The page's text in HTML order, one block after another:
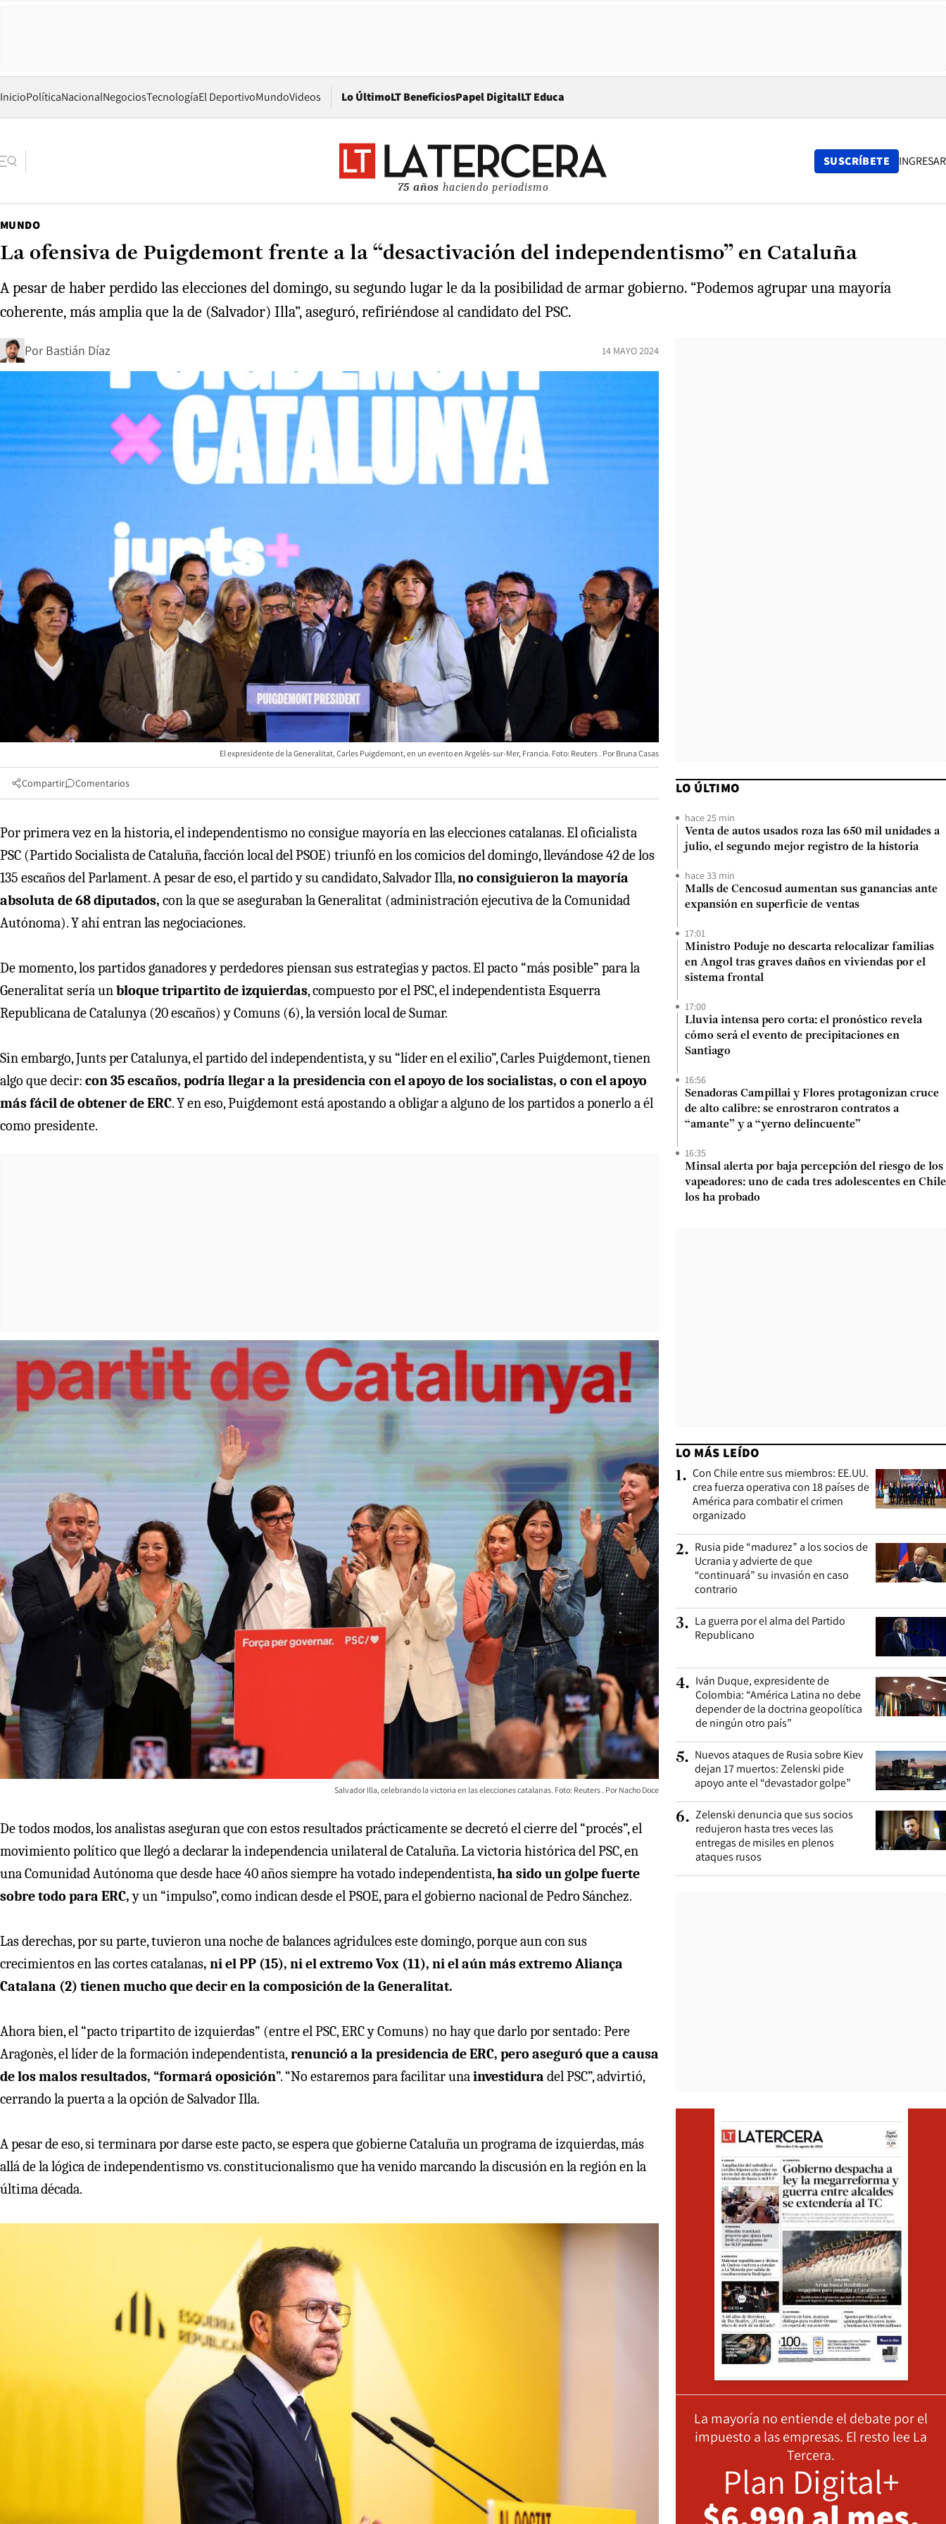
InicioPolíticaNacionalNegociosTecnologíaEl DeportivoMundoVideos Lo ÚltimoLT BeneficiosPapel DigitalOpens in new window
LT Educa
75 años haciendo periodismo
SUSCRÍBETE INGRESAR
MUNDO
La ofensiva de Puigdemont frente a la “desactivación del independentismo” en Cataluña
A pesar de haber perdido las elecciones del domingo, su segundo lugar le da la posibilidad de armar gobierno. “Podemos agrupar una mayoría
coherente, más amplia que la de (Salvador) Illa”, aseguró, refiriéndose al candidato del PSC.
Por Bastián Díaz 14 MAYO 2024
El expresidente de la Generalitat, Carles Puigdemont, en un evento en Argelès-sur-Mer, Francia. Foto: Reuters Bruna Casas
Compartir Comentarios
Por primera vez en la historia, el independentismo no consigue mayoría en las elecciones catalanas. El oficialista
PSC (Partido Socialista de Cataluña, facción local del PSOE) triunfó en los comicios del domingo, llevándose 42 de los
135 escaños del Parlament. A pesar de eso, el partido y su candidato, Salvador Illa,no consiguieron la mayoría
absoluta de 68 diputados, con la que se aseguraban la Generalitat (administración ejecutiva de la Comunidad
Autónoma). Y ahí entran las negociaciones.
De momento, los partidos ganadores y perdedores piensan sus estrategias y pactos. El pacto “más posible” para la
Generalitat sería unbloque tripartito de izquierdas, compuesto por el PSC, el independentista Esquerra
Republicana de Catalunya (20 escaños) y Comuns (6), la versión local de Sumar.
Sin embargo, Junts per Catalunya, el partido del independentista, y su “líder en el exilio”, Carles Puigdemont, tienen
algo que decir: con 35 escaños, podría llegar a la presidencia con el apoyo de los socialistas, o con el apoyo
más fácil de obtener de ERC. Y en eso, Puigdemont está apostando a obligar a alguno de los partidos a ponerlo a él
como presidente.
Salvador Illa, celebrando la victoria en las elecciones catalanas. Foto: Reuters Nacho Doce
De todos modos, los analistas aseguran que con estos resultados prácticamente se decretó el cierre del “procés”, el
movimiento político que llegó a declarar la independencia unilateral de Cataluña. La victoria histórica del PSC, en
una Comunidad Autónoma que desde hace 40 años siempre ha votado independentista,ha sido un golpe fuerte
sobre todo para ERC,y un “impulso”, como indican desde el PSOE, para el gobierno nacional de Pedro Sánchez.
Las derechas, por su parte, tuvieron una noche de balances agridulces este domingo, porque aun con sus
crecimientos en las cortes catalanas, ni el PP (15), ni el extremo Vox (11), ni el aún más extremo Aliança
Catalana (2) tienen mucho que decir en la composición de la Generalitat.
Ahora bien, el “pacto tripartito de izquierdas” (entre el PSC, ERC y Comuns) no hay que darlo por sentado: Pere
Aragonès, el líder de la formación independentista,renunció a la presidencia de ERC, pero aseguró que a causa
de los malos resultados, “formará oposición”. “No estaremos para facilitar unainvestidura del PSC”, advirtió,
cerrando la puerta a la opción de Salvador Illa.
A pesar de eso, si terminara por darse este pacto, se espera que gobierne Cataluña un programa de izquierdas, más
allá de la lógica de independentismo vs. constitucionalismo que ha venido marcando la discusión en la región en la
última década.
LO ÚLTIMO
hace 25 min
Venta de autos usados roza las 650 mil unidades a
julio, el segundo mejor registro de la historia
hace 33 min
Malls de Cencosud aumentan sus ganancias ante
expansión en superficie de ventas
17:01
Ministro Poduje no descarta relocalizar familias
en Angol tras graves daños en viviendas por el
sistema frontal
17:00
Lluvia intensa pero corta: el pronóstico revela
cómo será el evento de precipitaciones en
Santiago
16:56
Senadoras Campillai y Flores protagonizan cruce
de alto calibre: se enrostraron contratos a
“amante” y a “yerno delincuente”
16:35
Minsal alerta por baja percepción del riesgo de los
vapeadores: uno de cada tres adolescentes en Chile
los ha probado
LO MÁS LEÍDO
1. Con Chile entre sus miembros: EE.UU.
crea fuerza operativa con 18 países de
América para combatir el crimen
organizado
2. Rusia pide “madurez” a los socios de
Ucrania y advierte de que
“continuará” su invasión en caso
contrario
3. La guerra por el alma del Partido
Republicano
4. Iván Duque, expresidente de
Colombia: “América Latina no debe
depender de la doctrina geopolítica
de ningún otro país”
5. Nuevos ataques de Rusia sobre Kiev
dejan 17 muertos: Zelenski pide
apoyo ante el “devastador golpe”
6. Zelenski denuncia que sus socios
redujeron hasta tres veces las
entregas de misiles en plenos
ataques rusos
La mayoría no entiende el debate por el
impuesto a las empresas. El resto lee La
Tercera.
Plan Digital+